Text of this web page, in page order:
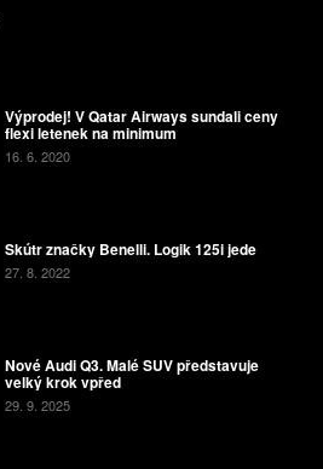
Výprodej! V Qatar Airways sundali ceny
flexi letenek na minimum
16. 6. 2020
Skútr značky Benelli. Logik 125i jede
27. 8. 2022
Nové Audi Q3. Malé SUV představuje
velký krok vpřed
29. 9. 2025